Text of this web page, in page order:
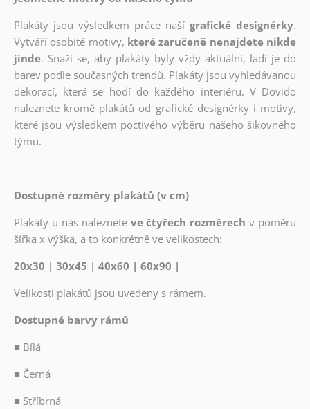
Plakáty jsou výsledkem práce naší grafické designérky.
Vytváří osobité motivy, které zaručeně nenajdete nikde
jinde. Snaží se, aby plakáty byly vždy aktuální, ladí je do
barev podle současných trendů. Plakáty jsou vyhledávanou
dekorací, která se hodí do každého interiéru. V Dovido
naleznete kromě plakátů od grafické designérky i motivy,
které jsou výsledkem poctivého výběru našeho šikovného
týmu.
Dostupné rozměry plakátů (v cm)
Plakáty u nás naleznete ve čtyřech rozměrech v poměru
šířka x výška, a to konkrétně ve velikostech:
20x30 | 30x45 | 40x60 | 60x90 |
Velikosti plakátů jsou uvedeny s rámem.
Dostupné barvy rámů
■ Bílá
■ Černá
■ Stříbrná